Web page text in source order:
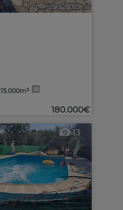
Ref.. MLS-528023 🔗
15.000m²
180.000€
>
13